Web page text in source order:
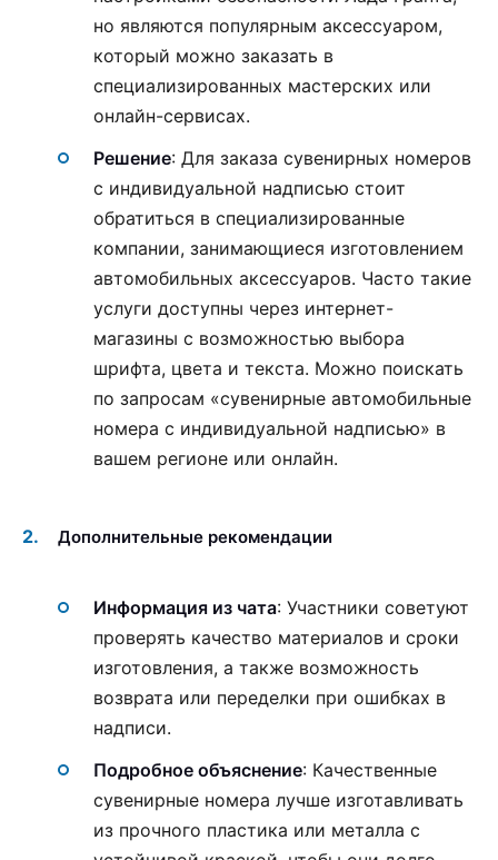
но являются популярным аксессуаром,
который можно заказать в
специализированных мастерских или
онлайн-сервисах.
Решение: Для заказа сувенирных номеров
с индивидуальной надписью стоит
обратиться в специализированные
компании, занимающиеся изготовлением
автомобильных аксессуаров. Часто такие
услуги доступны через интернет-
магазины с возможностью выбора
шрифта, цвета и текста. Можно поискать
по запросам «сувенирные автомобильные
номера с индивидуальной надписью» в
вашем регионе или онлайн.
Дополнительные рекомендации
Информация из чата: Участники советуют
проверять качество материалов и сроки
изготовления, а также возможность
возврата или переделки при ошибках в
надписи.
Подробное объяснение: Качественные
сувенирные номера лучше изготавливать
из прочного пластика или металла с